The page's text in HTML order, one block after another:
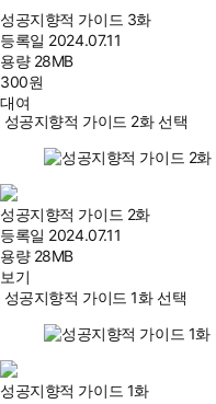
성공지향적 가이드 3화
등록일 2024.07.11
용량 28MB
300원
대여
성공지향적 가이드 2화 선택
성공지향적 가이드 2화
등록일 2024.07.11
용량 28MB
보기
성공지향적 가이드 1화 선택
성공지향적 가이드 1화